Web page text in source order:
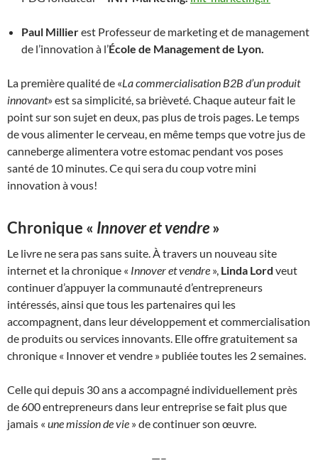
Paul Millierest Professeur de marketing et de management
de l’innovation à l’École de Management de Lyon.
La première qualité de «La commercialisation B2B d’un produit
innovant» est sa simplicité, sa brièveté. Chaque auteur fait le
point sur son sujet en deux, pas plus de trois pages. Le temps
de vous alimenter le cerveau, en même temps que votre jus de
canneberge alimentera votre estomac pendant vos poses
santé de 10 minutes. Ce qui sera du coup votre mini
innovation à vous!
Chronique « Innover et vendre»
Le livre ne sera pas sans suite. À travers un nouveau site
internet et la chronique « Innover et vendre », Linda Lord veut
continuer d’appuyer la communauté d’entrepreneurs
intéressés, ainsi que tous les partenaires qui les
accompagnent, dans leur développement et commercialisation
de produits ou services innovants. Elle offre gratuitement sa
chronique « Innover et vendre » publiée toutes les 2 semaines.
Celle qui depuis 30 ans a accompagné individuellement près
de 600 entrepreneurs dans leur entreprise se fait plus que
jamais « une mission de vie » de continuer son œuvre.
—–